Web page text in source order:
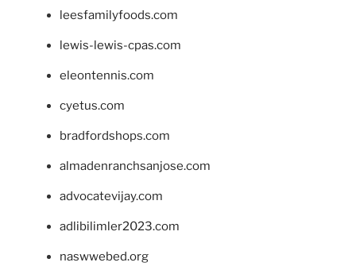
leesfamilyfoods.com
lewis-lewis-cpas.com
eleontennis.com
cyetus.com
bradfordshops.com
almadenranchsanjose.com
advocatevijay.com
adlibilimler2023.com
naswwebed.org